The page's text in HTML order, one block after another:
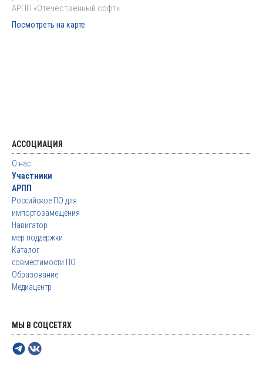
АРПП «Отечественный софт»
Посмотреть на карте
АССОЦИАЦИЯ
О нас
Участники
АРПП
Российское ПО для
импортозамещения
Навигатор
мер поддержки
Каталог
совместимости ПО
Образование
Медиацентр
МЫ В СОЦСЕТЯХ